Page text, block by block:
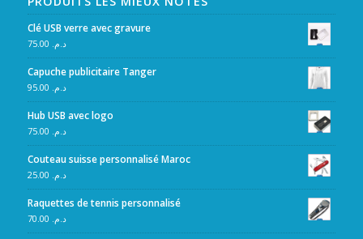
Clé USB verre avec gravure
د.م.
Capuche publicitaire Tanger
د.م.
Hub USB avec logo
د.م.
Couteau suisse personnalisé Maroc
د.م.
Raquettes de tennis personnalisé
د.م.